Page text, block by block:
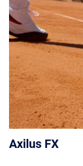
Axilus FX